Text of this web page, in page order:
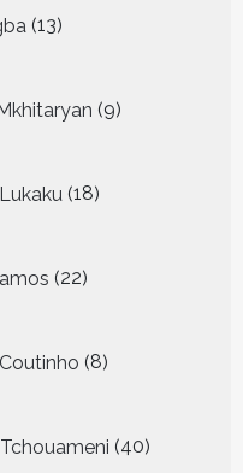
13
producten
9
producten
18
producten
22
producten
8
producten
40
producten